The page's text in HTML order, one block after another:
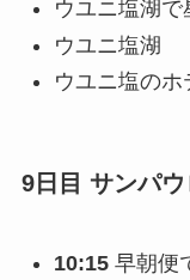
ウユニ塩湖で
ウユニ塩湖
ウユニ塩の
9日目 サンパ
10:15早朝便